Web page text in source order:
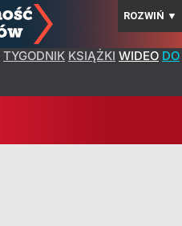
ROZWIŃ ▼
TYGODNIK KSIĄŻKI WIDEO DO